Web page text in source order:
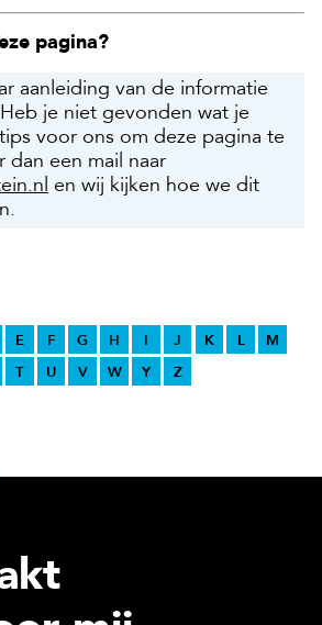
pagina?
aanleiding van de informatie
je niet gevonden wat je
voor ons om deze pagina te
dan een mail naar
en wij kijken hoe we dit
E F G H I J K L
M
T U V W Y Z